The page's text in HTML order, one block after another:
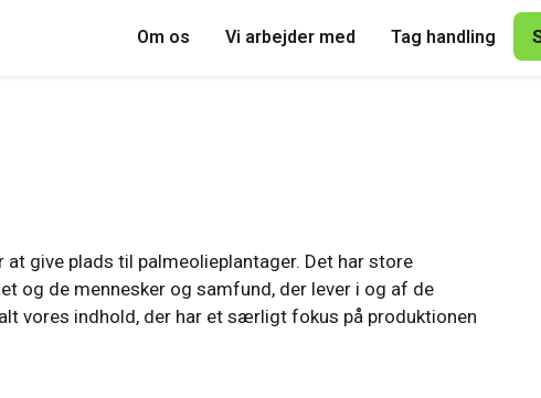
Om os Vi arbejder med Tag handling
give plads til palmeolieplantager. Det har store
og de mennesker og samfund, der lever i og af de
vores indhold, der har et særligt fokus på produktionen